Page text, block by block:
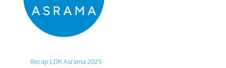
Recap LDK Asrama 2025